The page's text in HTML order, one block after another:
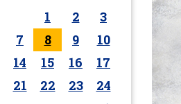
1 2
3
7 8 9
10
14 15 16
17
21 22 23
24